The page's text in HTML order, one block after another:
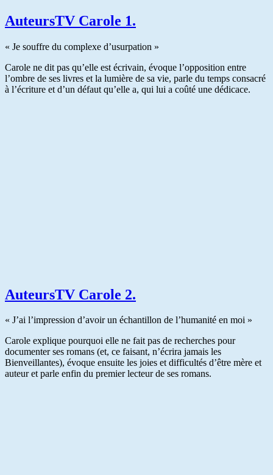
AuteursTV Carole 1.
« Je souffre du complexe d’usurpation »
Carole ne dit pas qu’elle est écrivain, évoque l’opposition entre
l’ombre de ses livres et la lumière de sa vie, parle du temps consacré
à l’écriture et d’un défaut qu’elle a, qui lui a coûté une dédicace.
AuteursTV Carole 2.
« J’ai l’impression d’avoir un échantillon de l’humanité en moi »
Carole explique pourquoi elle ne fait pas de recherches pour
documenter ses romans (et, ce faisant, n’écrira jamais les
Bienveillantes), évoque ensuite les joies et difficultés d’être mère et
auteur et parle enfin du premier lecteur de ses romans.